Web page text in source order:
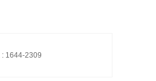
: 1644-2309